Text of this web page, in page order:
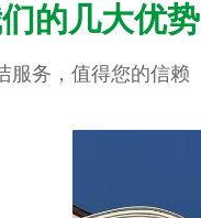
的几大优势​
服务，值得您的信赖